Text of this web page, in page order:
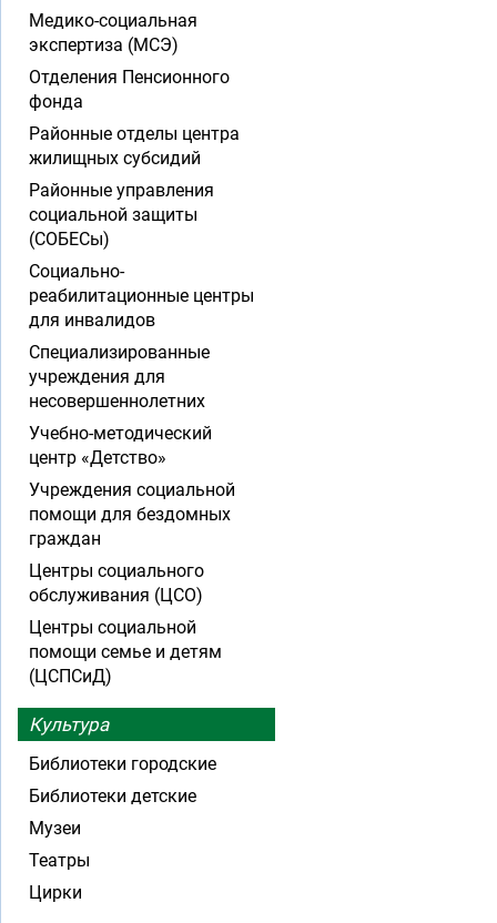
Медико-социальная
экспертиза (МСЭ)
Отделения Пенсионного
фонда
Районные отделы центра
жилищных субсидий
Районные управления
социальной защиты
(СОБЕСы)
Социально-
реабилитационные центры
для инвалидов
Специализированные
учреждения для
несовершеннолетних
Учебно-методический
центр «Детство»
Учреждения социальной
помощи для бездомных
граждан
Центры социального
обслуживания (ЦСО)
Центры социальной
помощи семье и детям
(ЦСПСиД)
Культура
Библиотеки городские
Библиотеки детские
Музеи
Театры
Цирки